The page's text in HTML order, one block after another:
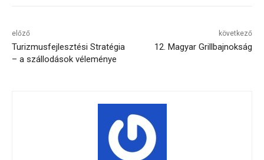
előző
Turizmusfejlesztési Stratégia
– a szállodások véleménye
következő
12. Magyar Grillbajnokság